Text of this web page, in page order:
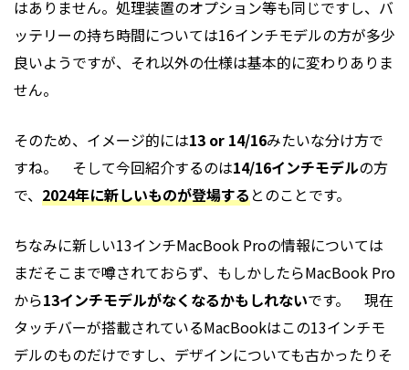
はありません。処理装置のオプション等も同じですし、バ
ッテリーの持ち時間については16インチモデルの方が多少
良いようですが、それ以外の仕様は基本的に変わりありま
せん。
そのため、イメージ的には13 or 14/16みたいな分け方で
すね。 そして今回紹介するのは14/16インチモデルの方
で、 2024年に新しいものが登場するとのことです。
ちなみに新しい13インチMacBook Proの情報については
まだそこまで噂されておらず、もしかしたらMacBook Pro
から13インチモデルがなくなるかもしれないです。 現在
タッチバーが搭載されているMacBookはこの13インチモ
デルのものだけですし、デザインについても古かったりそ